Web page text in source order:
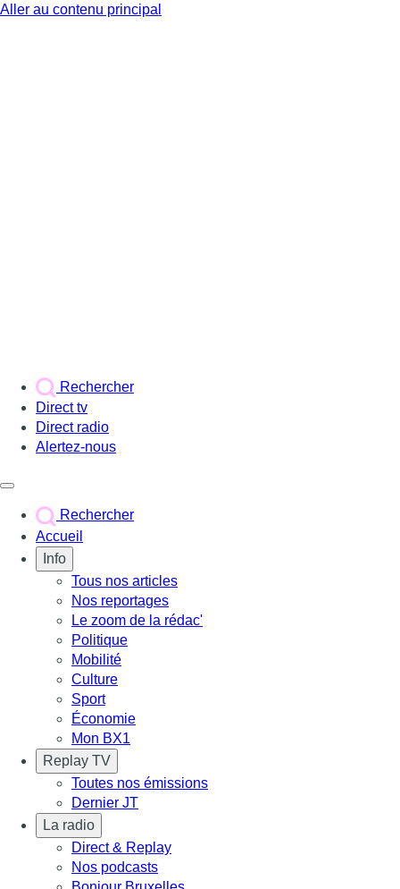
Aller au contenu principal
Rechercher
Direct tv
Direct radio
Alertez-nous
Rechercher
Accueil
Info
Tous nos articles
Nos reportages
Le zoom de la rédac'
Politique
Mobilité
Culture
Sport
Économie
Mon BX1
Replay TV
Toutes nos émissions
Dernier JT
La radio
Direct & Replay
Nos podcasts